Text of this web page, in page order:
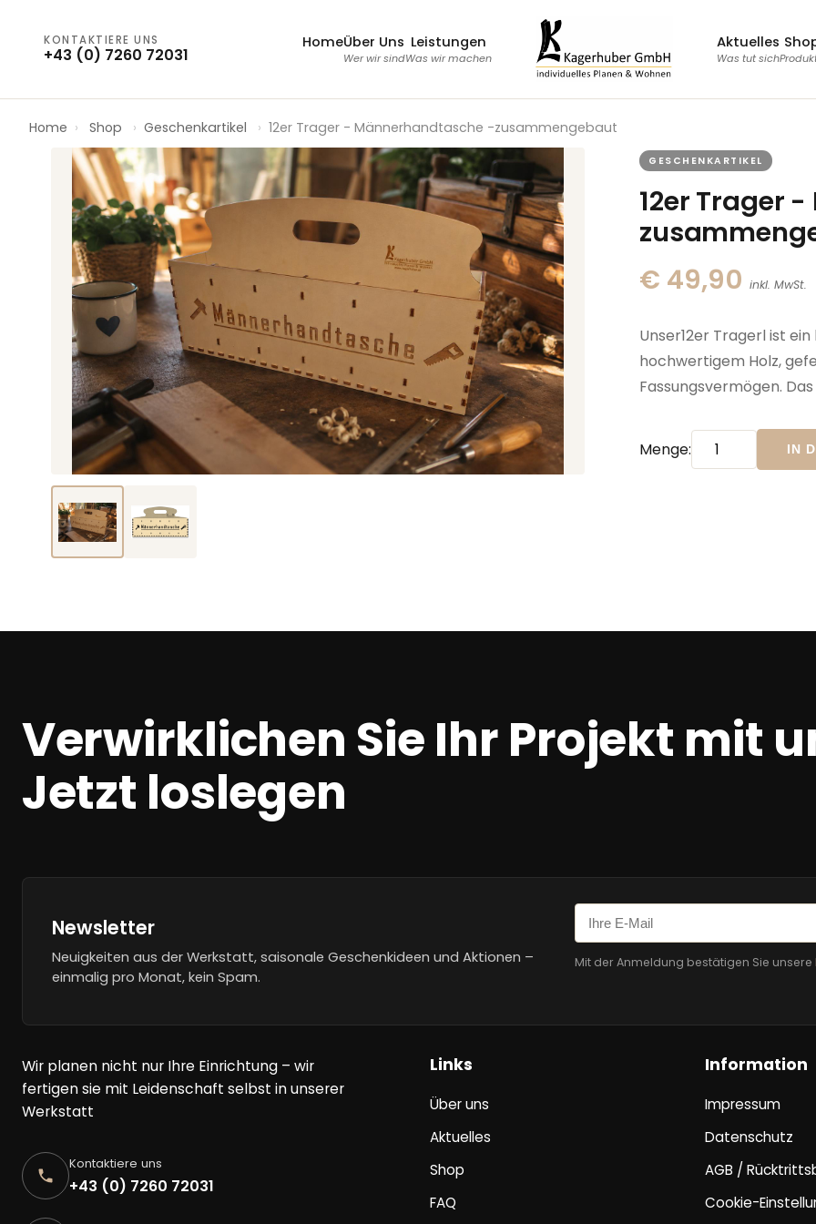
KONTAKTIERE UNS
+43 (0) 7260 72031
HomeÜber Uns
Wer wir sind
Leistungen
Was wir machen
Aktuelles
Was tut sich
Home › Shop › Geschenkartikel › 12er Trager - Männerhandtasche -zusammengebaut
GESCHENKARTIKEL
12er Trager
€ 49,90 inkl. MwSt.
Unser12er Tragerl ist
hochwertigem Holz,
Fassungsvermögen.
Menge: IN
Verwirklichen Sie Ihr Projekt mit
Jetzt loslegen
Newsletter
Neuigkeiten aus der Werkstatt, saisonale Geschenkideen und Aktionen –
einmalig pro Monat, kein Spam.
Mit der Anmeldung bestätigen Sie unsere
Wir planen nicht nur Ihre Einrichtung – wir
fertigen sie mit Leidenschaft selbst in unserer
Werkstatt
Kontaktiere uns
+43 (0) 7260 72031
Links
Über uns
Aktuelles
Shop
FAQ
Information
Impressum
Datenschutz
AGB /
Cookie-